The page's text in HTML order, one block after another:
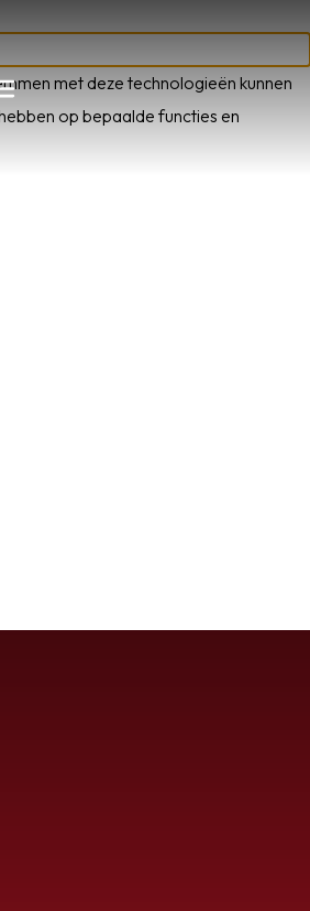
met deze technologieën kunnen
op bepaalde functies en